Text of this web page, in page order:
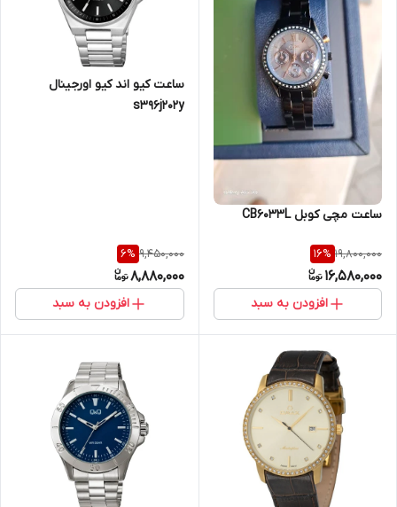
ساعت مچی کوبل CB6033L
19,800,000
16%
16,580,000
افزودن به سبد
ساعت کیو اند کیو اورجینال
s396j202y
9,450,000
6%
8,880,000
افزودن به سبد